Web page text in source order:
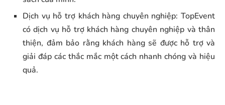
Dịch vụ hỗ trợ khách hàng chuyên nghiệp: TopEvent
có dịch vụ hỗ trợ khách hàng chuyên nghiệp và thân
thiện, đảm bảo rằng khách hàng sẽ được hỗ trợ và
giải đáp các thắc mắc một cách nhanh chóng và hiệu
quả.